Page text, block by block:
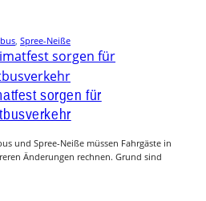
Spree-Neiße
sorgen für
und Spree-Neiße müssen Fahrgäste in
Änderungen rechnen. Grund sind